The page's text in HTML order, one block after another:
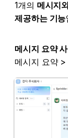
1개의 메시지
제공하는 기능
메시지 요약
메시지 요약